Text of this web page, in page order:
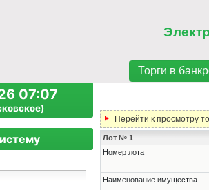
Торги в
07:07
Перейти к просмотру
Лот № 1
Номер лота
Наименование имущества